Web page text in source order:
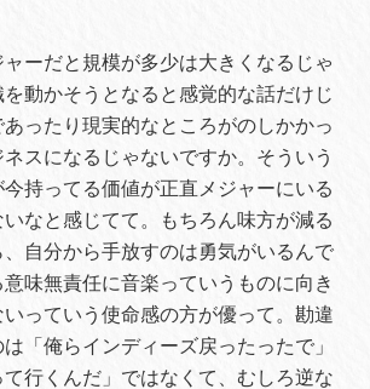
ーだと規模が多少は大きくなるじゃ
動かそうとなると感覚的な話だけじ
ったり現実的なところがのしかかっ
スになるじゃないですか。そういう
持ってる価値が正直メジャーにいる
なと感じてて。もちろん味方が減る
自分から手放すのは勇気がいるんで
味無責任に音楽っていうものに向き
っていう使命感の方が優って。勘違
「俺らインディーズ戻ったったで」
て行くんだ」ではなくて、むしろ逆な